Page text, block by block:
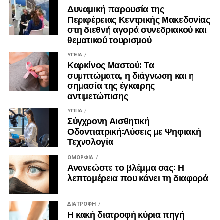
έγινε για το Κέντρο
Υποστήριξης Μικροπιστώσεων από το Επιμελητήριο
Ηρακλείου, μια δομή
ενημέρωσης και υποστήριξης των πολύ μικρών
επιχειρήσεων και των ελεύθερων
επαγγελματιών του Νομού Ηρακλείου.
Ξεχωριστό ενδιαφέρον συγκέντρωσε η συζήτηση με θέμα
το μοντέλο «Hub-and-
Spoke», όπου παρουσιάστηκαν ιστορίες επιτυχίας και
βέλτιστες πρακτικές από
επιχειρήσεις-ωφελούμενους των υπηρεσιών του Δικτύου
ΠΡΑΞΗ και του
Επιμελητηρίου Ηρακλείου.
H διήμερη συνάντηση ολοκληρώθηκε με την παρουσίαση
των επόμενων στόχων
eCommerce & Digital Marketing Expo NORTH
Χώρος διεξαγωγής: Συνεδριακό κέντρο ″Ιωάννης
Bελλίδης″, Θεσσαλονίκη.
Χρόνος διεξαγωγής
Ωράριο έκθεσης: 11:00 – 20:00
Ωράριο συνεδρίων: 12:00 – 18:00
Δυναμική παρουσία της
Περιφέρειας Κεντρικής Μακεδονίας
στη διεθνή αγορά συνεδριακού και
θεματικού τουρισμού
ΥΓΕΊΑ
Καρκίνος Μαστού: Τα
συμπτώματα, η διάγνωση και η
σημασία της έγκαιρης
αντιμετώπισης
ΥΓΕΊΑ
Σύγχρονη Αισθητική
Οδοντιατρική:Λύσεις με Ψηφιακή
Τεχνολογία
ΟΜΟΡΦΙΆ
Ανανεώστε το βλέμμα σας: Η
λεπτομέρεια που κάνει τη διαφορά
ΔΙΑΤΡΟΦΉ
Η κακή διατροφή κύρια πηγή